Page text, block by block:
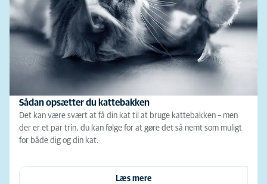
Sådan opsætter du kattebakken
Det kan være svært at få din kat til at bruge kattebakken – men
der er et par trin, du kan følge for at gøre det så nemt som muligt
for både dig og din kat.
Læs mere